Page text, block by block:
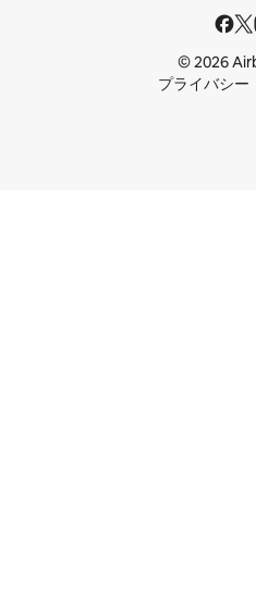
© 2026
プライバシー